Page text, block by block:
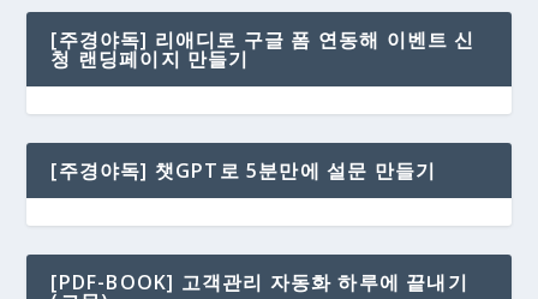
[주경야독] 리애디로 구글 폼 연동해 이벤트 신
청 랜딩페이지 만들기
[주경야독] 챗GPT로 5분만에 설문 만들기
[PDF-BOOK] 고객관리 자동화 하루에 끝내기